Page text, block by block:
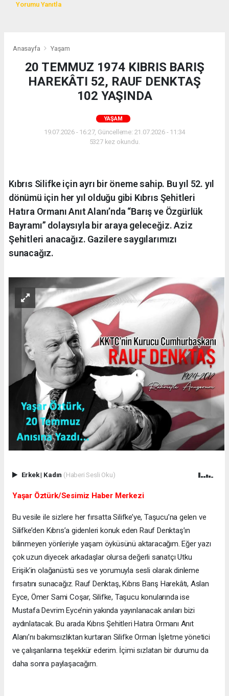
Yorumu Yanıtla
Anasayfa Yaşam
20 TEMMUZ 1974 KIBRIS BARIŞ
HAREKÂTI 52, RAUF DENKTAŞ
102 YAŞINDA
YAŞAM
19.07.2026 - 16:27, Güncelleme: 21.07.2026 - 11:34
5327 kez okundu.
Kıbrıs Silifke için ayrı bir öneme sahip. Bu yıl 52. yıl
dönümü için her yıl olduğu gibi Kıbrıs Şehitleri
Hatıra Ormanı Anıt Alanı’nda “Barış ve Özgürlük
Bayramı” dolaysıyla bir araya geleceğiz. Aziz
Şehitleri anacağız. Gazilere saygılarımızı
sunacağız.
Erkek| Kadın (Haberi Sesli Oku)
Yaşar Öztürk/Sesimiz Haber Merkezi
Bu vesile ile sizlere her fırsatta Silifke’ye, Taşucu’na gelen ve
Silifke’den Kıbrıs’a gidenleri konuk eden Rauf Denktaş’ın
bilinmeyen yönleriyle yaşam öyküsünü aktaracağım. Eğer yazı
çok uzun diyecek arkadaşlar olursa değerli sanatçı Utku
Erişik’in olağanüstü ses ve yorumuyla sesli olarak dinleme
fırsatını sunacağız. Rauf Denktaş, Kıbrıs Barış Harekâtı, Aslan
Eyce, Ömer Sami Coşar, Silifke, Taşucu konularında ise
Mustafa Devrim Eyce’nin yakında yayınlanacak anıları bizi
aydınlatacak. Bu arada Kıbrıs Şehitleri Hatıra Ormanı Anıt
Alanı’nı bakımsızlıktan kurtaran Silifke Orman İşletme yönetici
ve çalışanlarına teşekkür ederim. İçimi sızlatan bir durumu da
daha sonra paylaşacağım.